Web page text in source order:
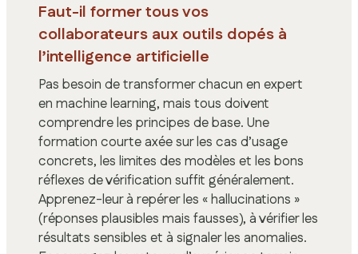
Faut-il former tous vos
collaborateurs aux outils dopés à
l’intelligence artificielle
Pas besoin de transformer chacun en expert
en machine learning, mais tous doivent
comprendre les principes de base. Une
formation courte axée sur les cas d’usage
concrets, les limites des modèles et les bons
réflexes de vérification suffit généralement.
Apprenez-leur à repérer les « hallucinations »
(réponses plausibles mais fausses), à vérifier les
résultats sensibles et à signaler les anomalies.